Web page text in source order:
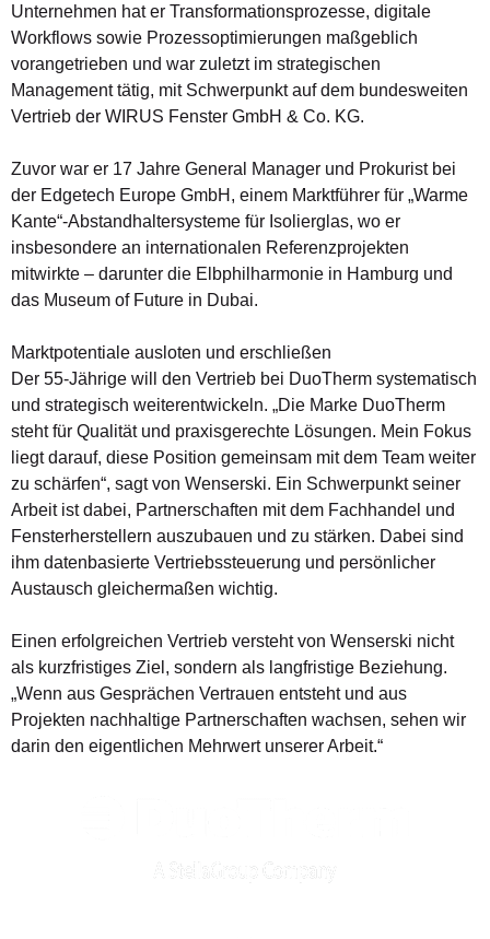
Unternehmen hat er Transformationsprozesse, digitale
Workflows sowie Prozessoptimierungen maßgeblich
vorangetrieben und war zuletzt im strategischen
Management tätig, mit Schwerpunkt auf dem bundesweiten
Vertrieb der WIRUS Fenster GmbH & Co. KG.
Zuvor war er 17 Jahre General Manager und Prokurist bei
der Edgetech Europe GmbH, einem Marktführer für „Warme
Kante“-Abstandhaltersysteme für Isolierglas, wo er
insbesondere an internationalen Referenzprojekten
mitwirkte – darunter die Elbphilharmonie in Hamburg und
das Museum of Future in Dubai.
Marktpotentiale ausloten und erschließen
Der 55-Jährige will den Vertrieb bei DuoTherm systematisch
und strategisch weiterentwickeln. „Die Marke DuoTherm
steht für Qualität und praxisgerechte Lösungen. Mein Fokus
liegt darauf, diese Position gemeinsam mit dem Team weiter
zu schärfen“, sagt von Wenserski. Ein Schwerpunkt seiner
Arbeit ist dabei, Partnerschaften mit dem Fachhandel und
Fensterherstellern auszubauen und zu stärken. Dabei sind
ihm datenbasierte Vertriebssteuerung und persönlicher
Austausch gleichermaßen wichtig.
Einen erfolgreichen Vertrieb versteht von Wenserski nicht
als kurzfristiges Ziel, sondern als langfristige Beziehung.
„Wenn aus Gesprächen Vertrauen entsteht und aus
Projekten nachhaltige Partnerschaften wachsen, sehen wir
darin den eigentlichen Mehrwert unserer Arbeit.“